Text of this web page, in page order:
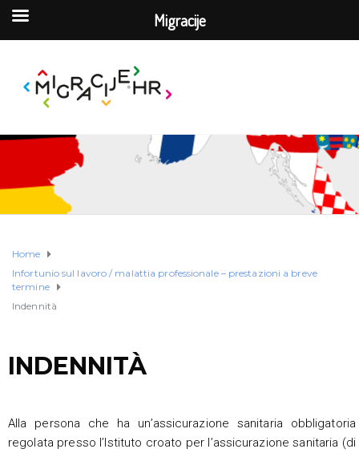
Home
Infortunio sul lavoro / malattia professionale – prestazioni a breve
termine
Indennità
INDENNITÀ
Alla persona che ha un’assicurazione sanitaria obbligatoria
regolata presso l’Istituto croato per l’assicurazione sanitaria (di
Migracije